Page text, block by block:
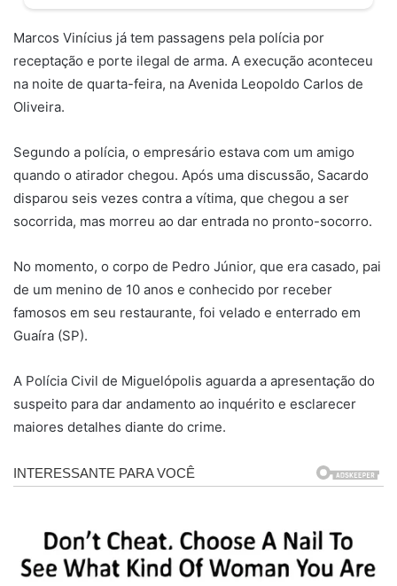
Marcos Vinícius já tem passagens pela polícia por
receptação e porte ilegal de arma. A execução aconteceu
na noite de quarta-feira, na Avenida Leopoldo Carlos de
Oliveira.
Segundo a polícia, o empresário estava com um amigo
quando o atirador chegou. Após uma discussão, Sacardo
disparou seis vezes contra a vítima, que chegou a ser
socorrida, mas morreu ao dar entrada no pronto-socorro.
No momento, o corpo de Pedro Júnior, que era casado, pai
de um menino de 10 anos e conhecido por receber
famosos em seu restaurante, foi velado e enterrado em
Guaíra (SP).
A Polícia Civil de Miguelópolis aguarda a apresentação do
suspeito para dar andamento ao inquérito e esclarecer
maiores detalhes diante do crime.